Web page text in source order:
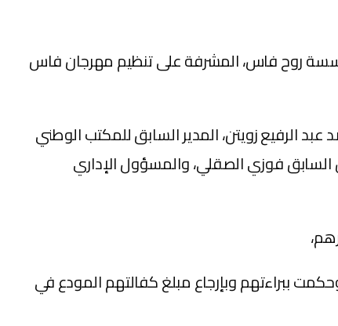
بمدينة فاس، أمس الثلاثاء 21 يونيو 2022، الرئيس الحالي لمؤسسة روح فاس، المشرفة على تنظيم مهرجان فاس
الحكم، بالحبس النافذ لمدة سنة، وبغرامة نافذة قدرها 20 ألف درهم، ضد عبد الرفيع زويتن، المدير السابق للمكتب الوطني
فوزي الصقلي، والمسؤول الإداري
ببراءتهم وبإرجاع مبلغ كفالتهم المودع في